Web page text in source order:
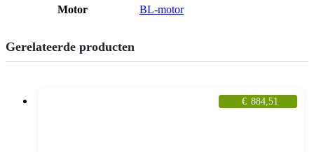
Motor BL-motor
Gerelateerde producten
€ 884,51